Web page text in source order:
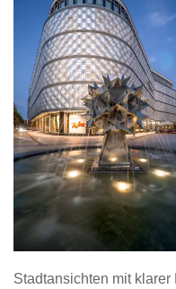
Stadtansichten mit